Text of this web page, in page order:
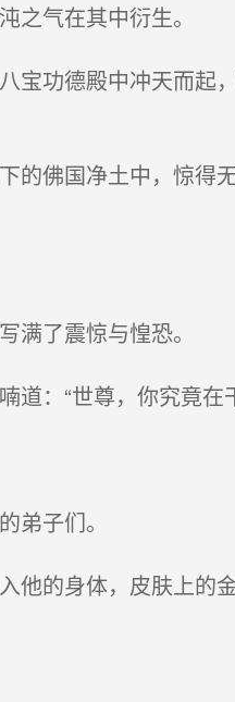
气在其中衍生。
宝功德殿中冲天而起
的佛国净土中，惊得
了震惊与惶恐。
：“世尊，你究竟在
子们。
他的身体，皮肤上的